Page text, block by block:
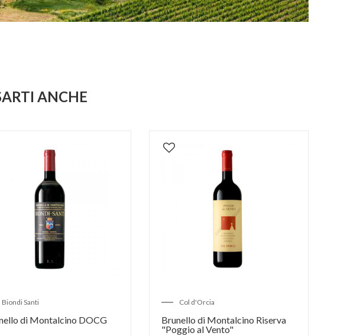
ANCHE
Biondi Santi
di Montalcino DOCG
Col d'Orcia
Brunello di Montalcino Riserva
"Poggio al Vento"